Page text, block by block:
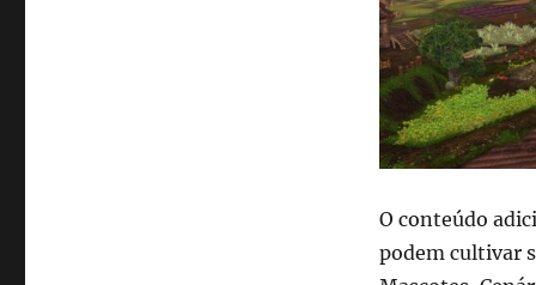
O conteúdo
podem cultivar